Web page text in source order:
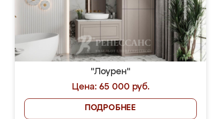
"Лоурен"
Цена: 65 000 руб.
ПОДРОБНЕЕ